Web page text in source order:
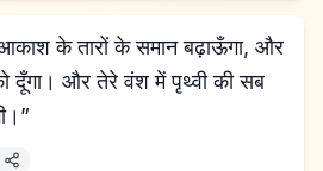
के तारों के समान बढ़ाऊँगा, और
दूँगा। और तेरे वंश में पृथ्वी की सब